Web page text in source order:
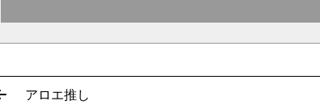
アロエ推し